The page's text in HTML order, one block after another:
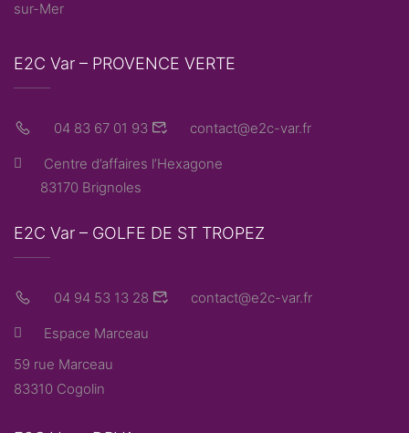
sur-Mer
E2C Var – PROVENCE VERTE
04 83 67 01 93 contact@e2c-var.fr
Centre d’affaires l’Hexagone
83170 Brignoles
E2C Var – GOLFE DE ST TROPEZ
04 94 53 13 28 contact@e2c-var.fr
Espace Marceau
59 rue Marceau
83310 Cogolin